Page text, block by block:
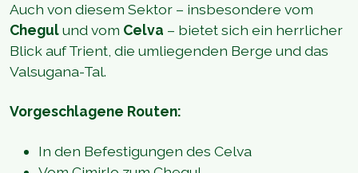
Auch von diesem Sektor – insbesondere vom
Chegulund vom Celva – bietet sich ein herrlicher
Blick auf Trient, die umliegenden Berge und das
Valsugana-Tal.
Vorgeschlagene Routen:
In den Befestigungen des Celva